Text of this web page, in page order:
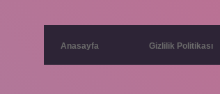
Anasayfa Gizlilik Politikası